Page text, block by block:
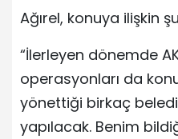
Ağırel, konuya ilişkin
“İlerleyen dönemde
operasyonları da
yönettiği birkaç
yapılacak. Benim